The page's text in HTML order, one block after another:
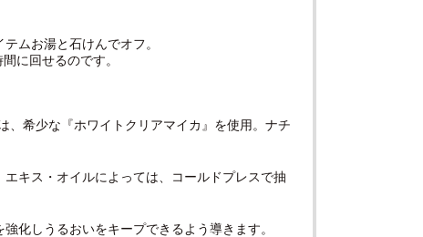
ムお湯と石けんでオフ。
に回せるのです。
、希少な『ホワイトクリアマイカ』を使用。ナチ
キス・オイルによっては、コールドプレスで抽
化しうるおいをキープできるよう導きます。